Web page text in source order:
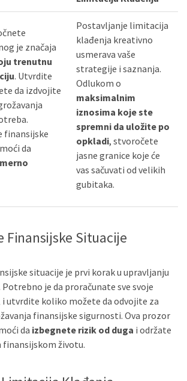
je značaja
trenutnu
. Utvrdite
da izdvojite
finansijske
da
Postavljanje limitacija
klađenja kreativno
usmerava vaše
strategije i saznanja.
Odlukom o
maksimalnim
iznosima koje ste
spremni da uložite po
opkladi, stvoročete
jasne granice koje će
vas sačuvati od velikih
gubitaka.
Finansijske Situacije
situacije je prvi korak u upravljanju
je da proračunate sve svoje
i utvrdite koliko možete da odvojite za
finansijske sigurnosti. Ova prozor
da izbegnete rizik od duga i održate
životu.